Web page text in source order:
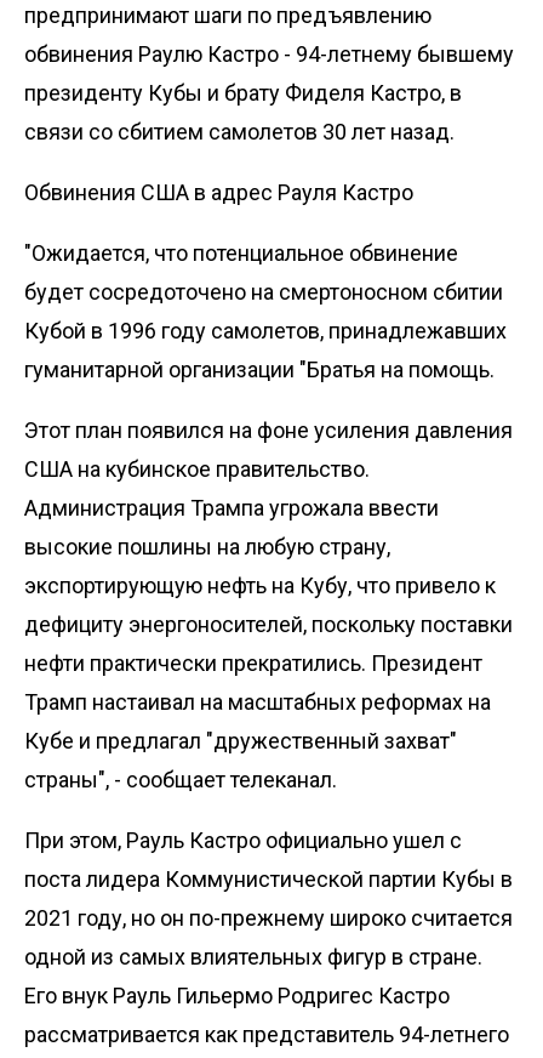
предпринимают шаги по предъявлению
обвинения Раулю Кастро - 94-летнему бывшему
президенту Кубы и брату Фиделя Кастро, в
связи со сбитием самолетов 30 лет назад.
Обвинения США в адрес Рауля Кастро
"Ожидается, что потенциальное обвинение
будет сосредоточено на смертоносном сбитии
Кубой в 1996 году самолетов, принадлежавших
гуманитарной организации "Братья на помощь.
Этот план появился на фоне усиления давления
США на кубинское правительство.
Администрация Трампа угрожала ввести
высокие пошлины на любую страну,
экспортирующую нефть на Кубу, что привело к
дефициту энергоносителей, поскольку поставки
нефти практически прекратились. Президент
Трамп настаивал на масштабных реформах на
Кубе и предлагал "дружественный захват"
страны", - сообщает телеканал.
При этом, Рауль Кастро официально ушел с
поста лидера Коммунистической партии Кубы в
2021 году, но он по-прежнему широко считается
одной из самых влиятельных фигур в стране.
Его внук Рауль Гильермо Родригес Кастро
рассматривается как представитель 94-летнего